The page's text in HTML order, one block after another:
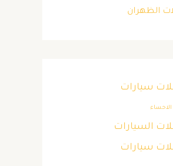
الظهران
سيارات
السيارات
سيارات